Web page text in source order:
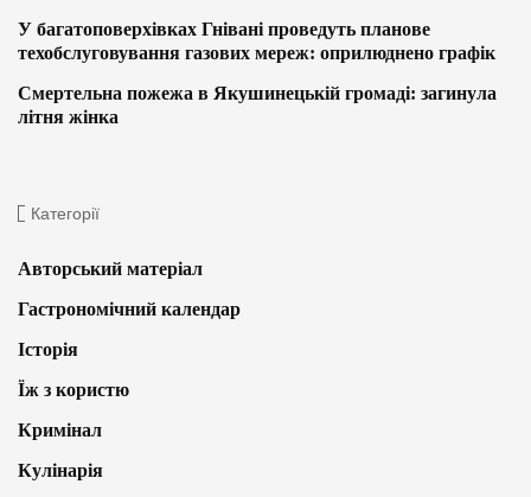
У багатоповерхівках Гнівані проведуть планове
техобслуговування газових мереж: оприлюднено графік
Смертельна пожежа в Якушинецькій громаді: загинула
літня жінка
Категорії
Авторський матеріал
Гастрономічний календар
Історія
Їж з користю
Кримінал
Кулінарія